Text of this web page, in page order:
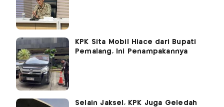
KPK Sita Mobil Hiace dari Bupati
Pemalang, Ini Penampakannya
Selain Jaksel, KPK Juga Geledah